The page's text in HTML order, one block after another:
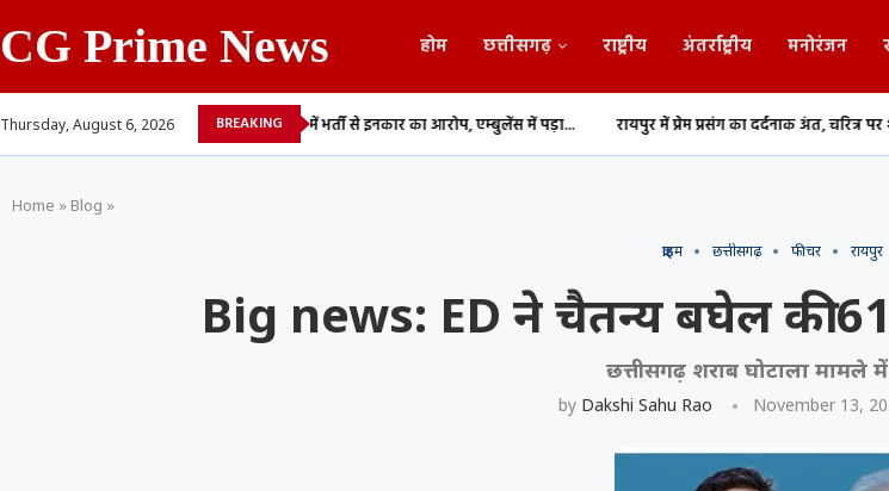
CG Prime News होम छत्तीसगढ़ राष्ट्रीय अंतर्राष्ट्रीय मनोरंजन
Thursday, August 6, 2026 BREAKING
रायपुर: मेकाहारा में भर्ती से इनकार का आरोप, एम्बुलेंस में पड़ा... रायपुर में प्रेम प्रसंग का दर्दनाक अंत, चरित्र पर शक में... अभिनेता
Home » Blog »
क्राइम छत्तीसगढ़ फीचर रायपुर
Big news: ED ने चैतन्य बघेल की
छत्तीसगढ़ शराब घोटाला मामले में
by Dakshi Sahu Rao November 13,